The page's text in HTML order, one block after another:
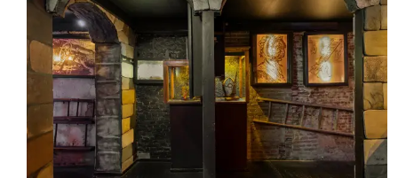
Bos
Last
minutes
Musées
Attractions
Choses
Lieux